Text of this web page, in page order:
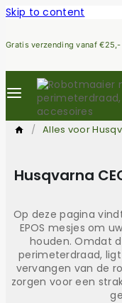
Skip to content
Gratis verzending vanaf €25,-
/ Alles voor
Husqvarna
Op deze pagina
EPOS mesjes om
houden. Omdat
perimeterdraad,
vervangen van de
zorgen voor een